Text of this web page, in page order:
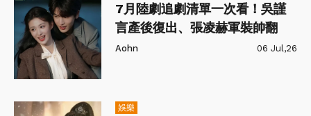
7月陸劇追劇清單一次看！吳謹
言產後復出、張凌赫軍裝帥翻
Aohn 06 Jul,26
娛樂